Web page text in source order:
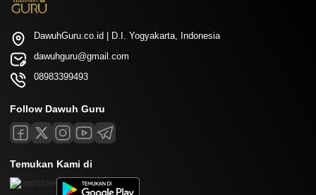
DawuhGuru.co.id | D.I. Yogyakarta, Indonesia
dawuhguru@gmail.com
08983399493
Follow Dawuh Guru
Temukan Kami di